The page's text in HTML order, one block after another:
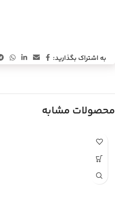
به اشتراک بگذارید:
محصولات مشابه